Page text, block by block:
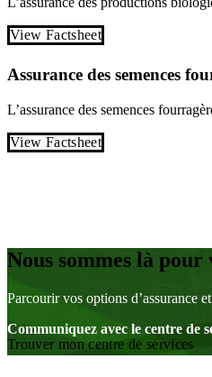
View Factsheet
Assurance des semences
L’assurance des semences
View Factsheet
Nous sommes là pour
Parcourir vos options d’assurance
Communiquez avec le centre de
Trouver mon centre de services